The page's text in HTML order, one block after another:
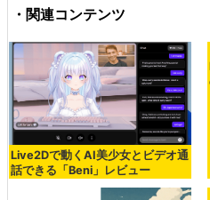
・関連コンテンツ
Live2Dで動くAI美少女とビデオ通
話できる「Beni」レビュー